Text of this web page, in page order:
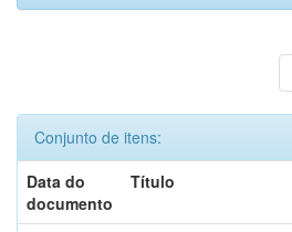
Conjunto de itens:
Data do
documento
Título